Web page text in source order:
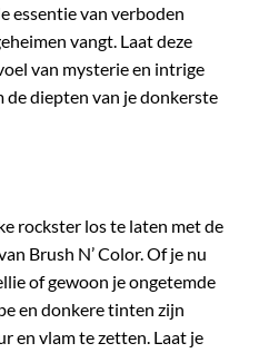
essentie van verboden
vangt. Laat deze
van mysterie en intrige
de diepten van je donkerste
rockster los te laten met de
Brush N’ Color. Of je nu
of gewoon je ongetemde
en donkere tinten zijn
en vlam te zetten. Laat je